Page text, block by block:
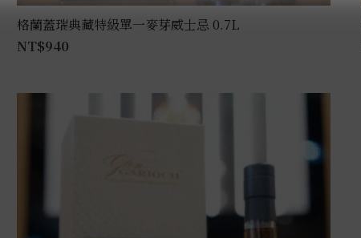
格蘭蓋瑞典藏特級單一麥芽威士忌 0.7L
NT$940